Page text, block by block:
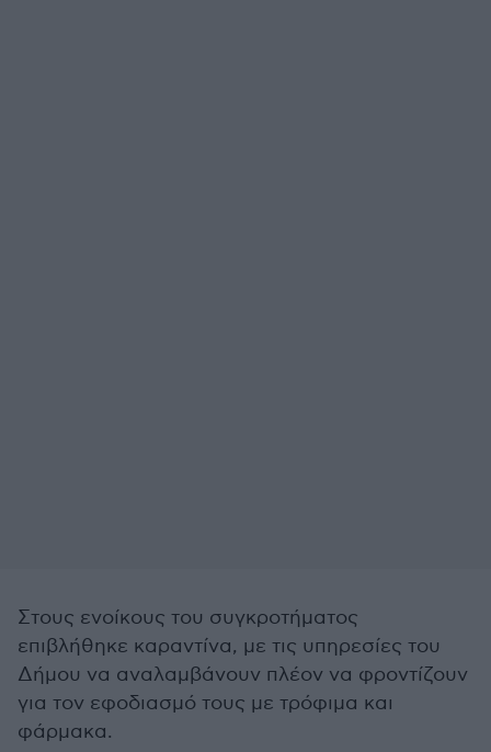
Στους ενοίκους του συγκροτήματος
επιβλήθηκε καραντίνα, με τις υπηρεσίες του
Δήμου να αναλαμβάνουν πλέον να φροντίζουν
για τον εφοδιασμό τους με τρόφιμα και
φάρμακα.